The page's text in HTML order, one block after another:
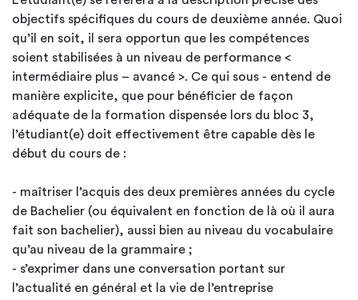
objectifs spécifiques du cours de deuxième année. Quoi
qu’il en soit, il sera opportun que les compétences
soient stabilisées à un niveau de performance <
intermédiaire plus – avancé >. Ce qui sous - entend de
manière explicite, que pour bénéficier de façon
adéquate de la formation dispensée lors du bloc 3,
l’étudiant(e) doit effectivement être capable dès le
début du cours de :
- maîtriser l’acquis des deux premières années du cycle
de Bachelier (ou équivalent en fonction de là où il aura
fait son bachelier), aussi bien au niveau du vocabulaire
qu’au niveau de la grammaire ;
- s’exprimer dans une conversation portant sur
l’actualité en général et la vie de l’entreprise